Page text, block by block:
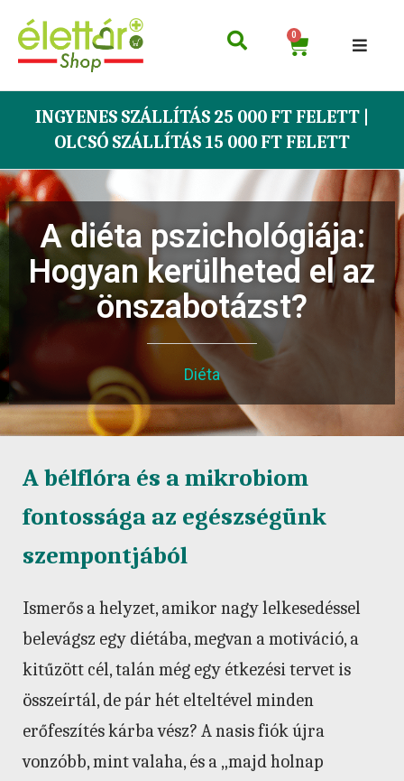
0
INGYENES SZÁLLÍTÁS 25 000 FT FELETT |
OLCSÓ SZÁLLÍTÁS 15 000 FT FELETT
A diéta pszichológiája:
Hogyan kerülheted el az
önszabotázst?
Diéta
A bélflóra és a mikrobiom
fontossága az egészségünk
szempontjából
Ismerős a helyzet, amikor nagy lelkesedéssel
belevágsz egy diétába, megvan a motiváció, a
kitűzött cél, talán még egy étkezési tervet is
összeírtál, de pár hét elteltével minden
erőfeszítés kárba vész? A nasis fiók újra
vonzóbb, mint valaha, és a „majd holnap